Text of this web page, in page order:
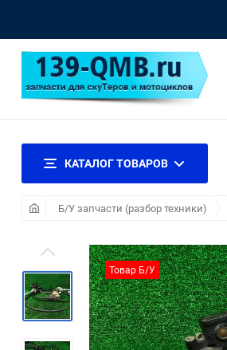
КАТАЛОГ ТОВАРОВ
Б/У запчасти (разбор техники)
Товар Б/У